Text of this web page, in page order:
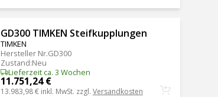
GD300 TIMKEN Steifkupplungen
TIMKEN
Hersteller Nr.GD300
Zustand:Neu
Lieferzeit ca. 3 Wochen
11.751,24 €
13.983,98 € inkl. MwSt. zzgl. Versandkosten